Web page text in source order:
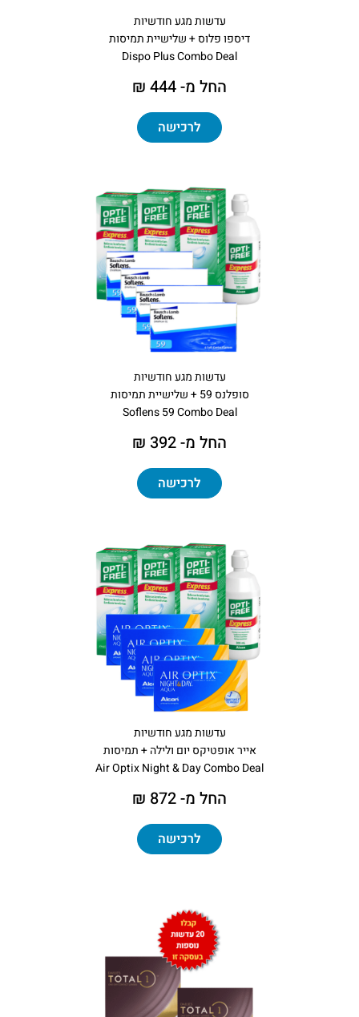
עדשות מגע חודשיות
דיספו פלוס + שלישיית תמיסות
Dispo Plus Combo Deal
החל מ- 444 ₪
לרכישה
עדשות מגע חודשיות
סופלנס 59 + שלישיית תמיסות
Soflens 59 Combo Deal
החל מ- 392 ₪
לרכישה
עדשות מגע חודשיות
אייר אופטיקס יום ולילה + תמיסות
Air Optix Night & Day Combo Deal
החל מ- 872 ₪
לרכישה